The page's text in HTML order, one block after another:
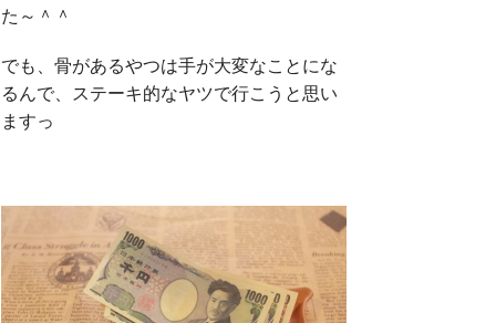
た～＾＾
でも、骨があるやつは手が大変なことにな
るんで、ステーキ的なヤツで行こうと思い
ますっ